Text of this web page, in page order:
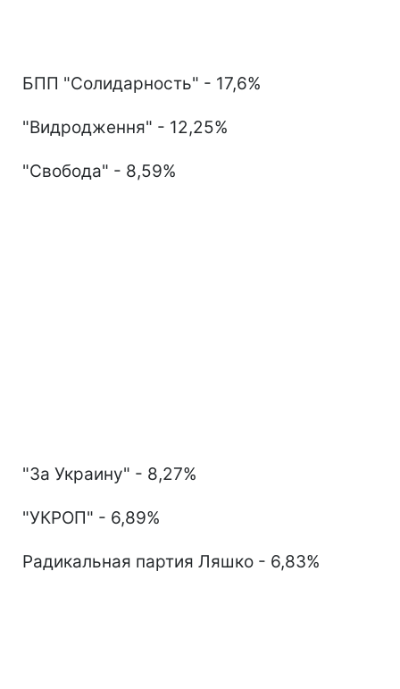
БПП "Солидарность" - 17,6%
"Видродження" - 12,25%
"Свобода" - 8,59%
"За Украину" - 8,27%
"УКРОП" - 6,89%
Радикальная партия Ляшко - 6,83%